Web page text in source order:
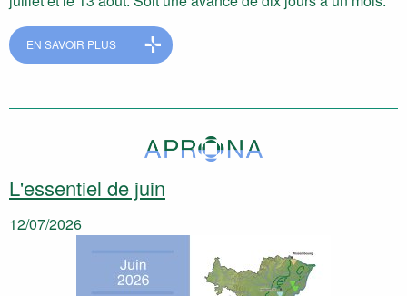
EN SAVOIR PLUS
L'essentiel de juin
12/07/2026